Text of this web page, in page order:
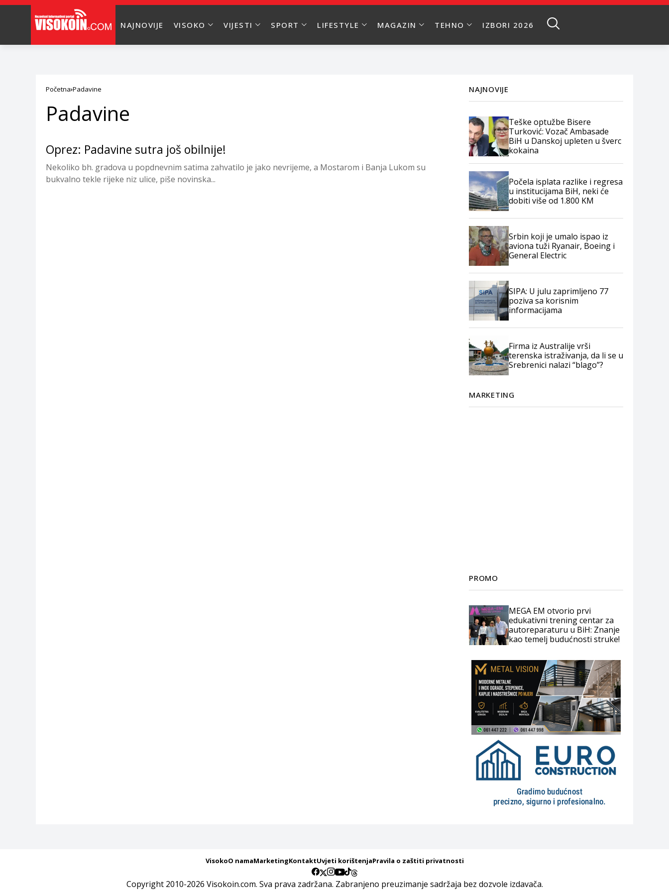
NAJNOVIJE VISOKO VIJESTI SPORT LIFESTYLE MAGAZIN TEHNO IZBORI 2026
Početna Padavine
Padavine
Oprez: Padavine sutra još obilnije!
Nekoliko bh. gradova u popdnevnim satima zahvatilo je jako nevrijeme, a Mostarom i Banja Lukom su
bukvalno tekle rijeke niz ulice, piše novinska...
NAJNOVIJE
Teške optužbe Bisere
Turković: Vozač Ambasade
BiH u Danskoj upleten u šverc
kokaina
Počela isplata razlike i regresa
u institucijama BiH, neki će
dobiti više od 1.800 KM
Srbin koji je umalo ispao iz
aviona tuži Ryanair, Boeing i
General Electric
SIPA: U julu zaprimljeno 77
poziva sa korisnim
informacijama
Firma iz Australije vrši
terenska istraživanja, da li se u
Srebrenici nalazi “blago”?
MARKETING
PROMO
MEGA EM otvorio prvi
edukativni trening centar za
autoreparaturu u BiH: Znanje
kao temelj budućnosti struke!
VisokoO namaMarketingKontaktUvjeti korištenjaPravila o zaštiti privatnosti
Copyright 2010-2026 Visokoin.com. Sva prava zadržana. Zabranjeno preuzimanje sadržaja bez dozvole izdavača.